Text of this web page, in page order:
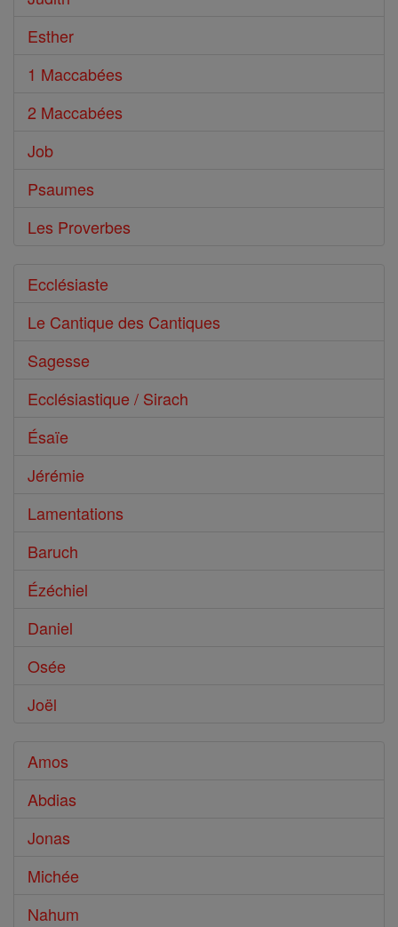
Esther
1 Maccabées
2 Maccabées
Job
Psaumes
Les Proverbes
Ecclésiaste
Le Cantique des Cantiques
Sagesse
Ecclésiastique / Sirach
Ésaïe
Jérémie
Lamentations
Baruch
Ézéchiel
Daniel
Osée
Joël
Amos
Abdias
Jonas
Michée
Nahum